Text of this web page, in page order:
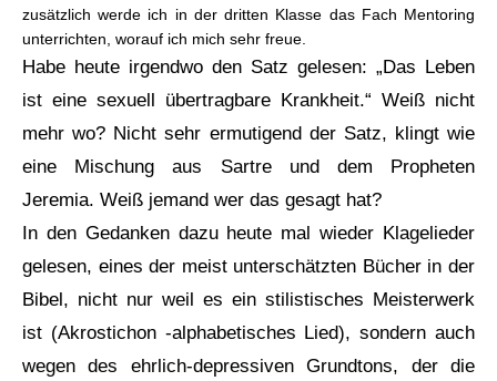
LINKS
zusätzlich werde ich in der dritten Klasse das Fach Mentoring
unterrichten, worauf ich mich sehr freue.
Habe heute irgendwo den Satz gelesen: „Das Leben
ist eine sexuell übertragbare Krankheit.“ Weiß nicht
mehr wo? Nicht sehr ermutigend der Satz, klingt wie
eine Mischung aus Sartre und dem Propheten
Jeremia. Weiß jemand wer das gesagt hat?
In den Gedanken dazu heute mal wieder Klagelieder
gelesen, eines der meist unterschätzten Bücher in der
Bibel, nicht nur weil es ein stilistisches Meisterwerk
ist (Akrostichon -alphabetisches Lied), sondern auch
wegen des ehrlich-depressiven Grundtons, der die